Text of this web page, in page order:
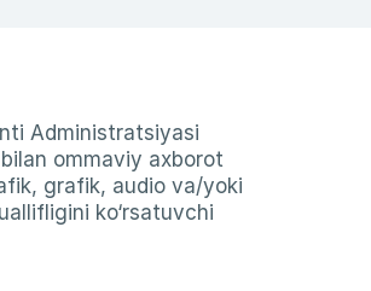
Administratsiyasi
ommaviy axborot
grafik, audio va/yoki
ko‘rsatuvchi